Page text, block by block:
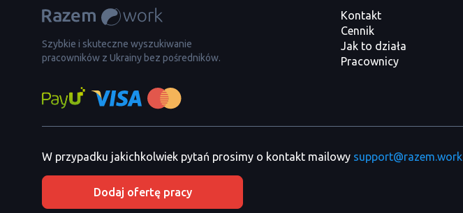
Szybkie i skuteczne wyszukiwanie
pracowników z Ukrainy bez pośredników.
Kontakt
Cennik
Jak to działa
Pracownicy
W przypadku jakichkolwiek pytań prosimy o kontakt mailowy support@razem.work
Dodaj ofertę pracy